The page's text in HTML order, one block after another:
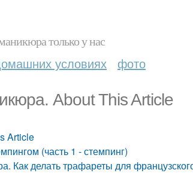
только у нас
условиях фото
About This Article
Article
(часть 1 - стемпинг)
Как делать трафареты для